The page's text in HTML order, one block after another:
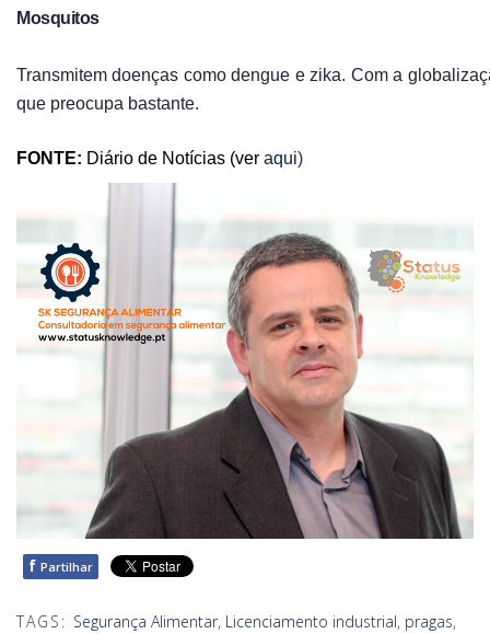
Mosquitos
Transmitem doenças como dengue e zika. Com a
que preocupa bastante.
FONTE: Diário de Notícias (ver aqui)
f Partilhar
TAGS: Segurança Alimentar, Licenciamento industrial, pragas,